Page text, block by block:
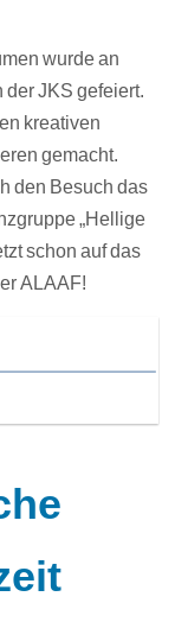
wurde an
JKS gefeiert.
kreativen
gemacht.
den Besuch das
„Hellige
schon auf das
ALAAF!